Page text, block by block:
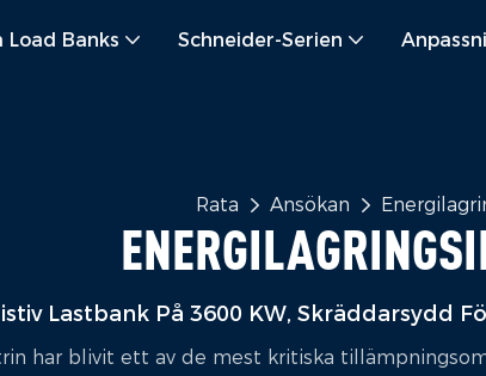
Load Banks Schneider-Serien
Rata Ansökan
Lastbank På 3600 KW, Skräddarsydd
har blivit ett av de mest kritiska